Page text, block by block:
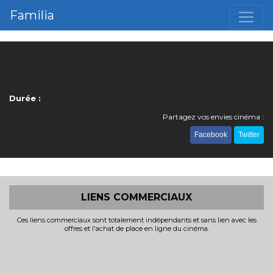
Familia
Durée :
Partagez vos envies cinéma :
Facebook Twitter
LIENS COMMERCIAUX
Ces liens commerciaux sont totalement indépendants et sans lien avec les
offres et l'achat de place en ligne du cinéma.